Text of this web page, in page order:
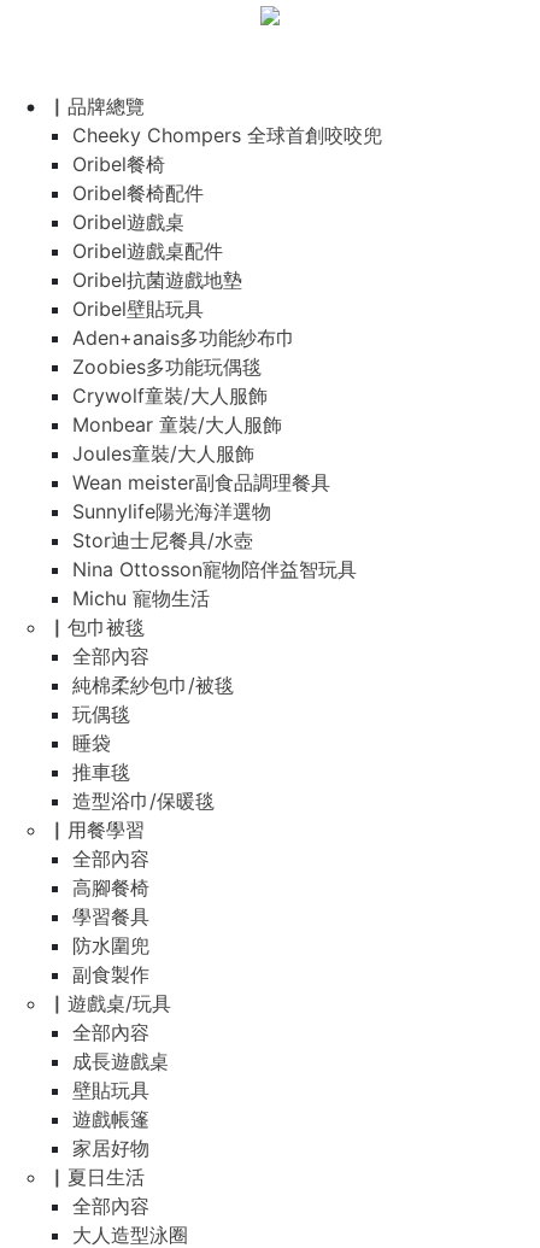
▏品牌總覽
Cheeky Chompers 全球首創咬咬兜
Oribel餐椅
Oribel餐椅配件
Oribel遊戲桌
Oribel遊戲桌配件
Oribel抗菌遊戲地墊
Oribel壁貼玩具
Aden+anais多功能紗布巾
Zoobies多功能玩偶毯
Crywolf童裝/大人服飾
Monbear 童裝/大人服飾
Joules童裝/大人服飾
Wean meister副食品調理餐具
Sunnylife陽光海洋選物
Stor迪士尼餐具/水壺
Nina Ottosson寵物陪伴益智玩具
Michu 寵物生活
▏包巾被毯
全部內容
純棉柔紗包巾/被毯
玩偶毯
睡袋
推車毯
造型浴巾/保暖毯
▏用餐學習
全部內容
高腳餐椅
學習餐具
防水圍兜
副食製作
▏遊戲桌/玩具
全部內容
成長遊戲桌
壁貼玩具
遊戲帳篷
家居好物
▏夏日生活
全部內容
大人造型泳圈